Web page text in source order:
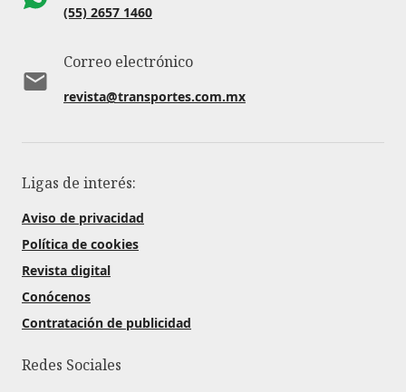
(55) 2657 1460
Correo electrónico
revista@transportes.com.mx
Ligas de interés:
Aviso de privacidad
Política de cookies
Revista digital
Conócenos
Contratación de publicidad
Redes Sociales